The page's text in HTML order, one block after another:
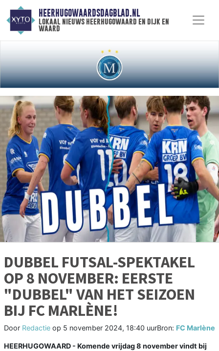
HEERHUGOWAARDSDAGBLAD.NL
lokaal nieuws heerhugowaard en dijk en
waard
DUBBEL FUTSAL-SPEKTAKEL
OP 8 NOVEMBER: EERSTE
"DUBBEL" VAN HET SEIZOEN
BIJ FC MARLÈNE!
Door Redactie op 5 november 2024, 18:40 uurBron: FC Marlène
HEERHUGOWAARD - Komende vrijdag 8 november vindt bij